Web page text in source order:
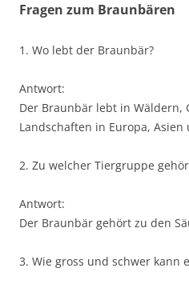
Fragen zum Braunbären
1. Wo lebt der Braunbär?
Antwort:
Der Braunbär lebt in Wäldern,
Landschaften in Europa,
2. Zu welcher Tiergruppe
Antwort:
Der Braunbär gehört zu den
3. Wie gross und schwer kann